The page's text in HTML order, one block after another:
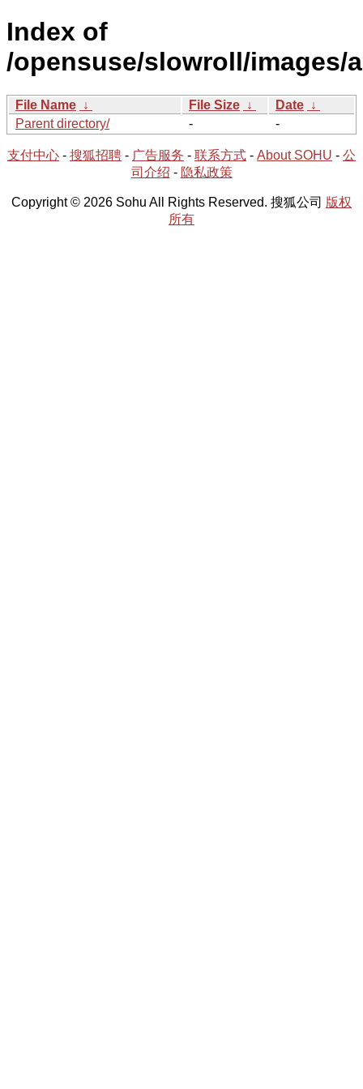
Index of
/opensuse/slowroll/images/
File Name ↓ File Size ↓ Date ↓
Parent directory/
- -
支付中心 - 搜狐招聘 - 广告服务 - 联系方式 - About SOHU - 公
司介绍 - 隐私政策
Copyright © 2026 Sohu All Rights Reserved. 搜狐公司 版权
所有